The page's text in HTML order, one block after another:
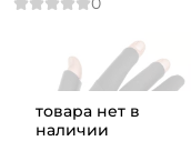
товара нет в
наличии